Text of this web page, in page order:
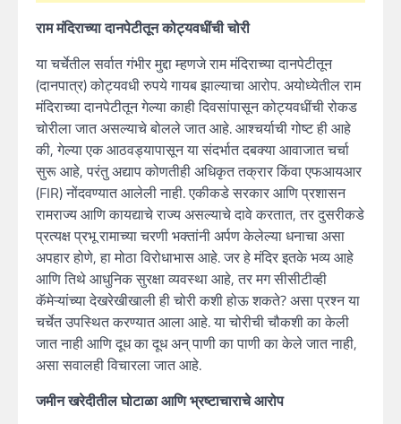
राम मंदिराच्या दानपेटीतून कोट्यवधींची चोरी
या चर्चेतील सर्वात गंभीर मुद्दा म्हणजे राम मंदिराच्या दानपेटीतून
(दानपात्र) कोट्यवधी रुपये गायब झाल्याचा आरोप. अयोध्येतील राम
मंदिराच्या दानपेटीतून गेल्या काही दिवसांपासून कोट्यवधींची रोकड
चोरीला जात असल्याचे बोलले जात आहे. आश्चर्याची गोष्ट ही आहे
की, गेल्या एक आठवड्यापासून या संदर्भात दबक्या आवाजात चर्चा
सुरू आहे, परंतु अद्याप कोणतीही अधिकृत तक्रार किंवा एफआयआर
(FIR) नोंदवण्यात आलेली नाही. एकीकडे सरकार आणि प्रशासन
रामराज्य आणि कायद्याचे राज्य असल्याचे दावे करतात, तर दुसरीकडे
प्रत्यक्ष प्रभू रामाच्या चरणी भक्तांनी अर्पण केलेल्या धनाचा असा
अपहार होणे, हा मोठा विरोधाभास आहे. जर हे मंदिर इतके भव्य आहे
आणि तिथे आधुनिक सुरक्षा व्यवस्था आहे, तर मग सीसीटीव्ही
कॅमेऱ्यांच्या देखरेखीखाली ही चोरी कशी होऊ शकते? असा प्रश्न या
चर्चेत उपस्थित करण्यात आला आहे. या चोरीची चौकशी का केली
जात नाही आणि दूध का दूध अन् पाणी का पाणी का केले जात नाही,
असा सवालही विचारला जात आहे.
जमीन खरेदीतील घोटाळा आणि भ्रष्टाचाराचे आरोप